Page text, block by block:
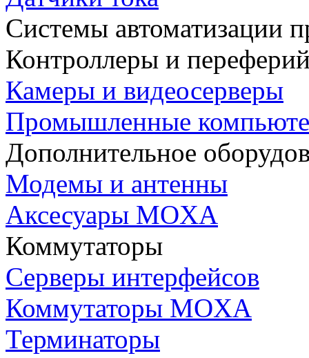
Системы автоматизации
Контроллеры и
Камеры и видеосерверы
Промышленные
Дополнительное
Модемы и антенны
Аксесуары MOXA
Коммутаторы
Серверы интерфейсов
Коммутаторы MOXA
Терминаторы